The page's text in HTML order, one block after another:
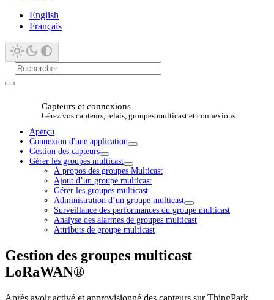
English
Français
Capteurs et connexions
Gérez vos capteurs, relais, groupes multicast et connexions
Aperçu
Connexion d'une application
Gestion des capteurs
Gérer les groupes multicast
À propos des groupes Multicast
Ajout d’un groupe multicast
Gérer les groupes multicast
Administration d’un groupe multicast
Surveillance des performances du groupe multicast
Analyse des alarmes de groupes multicast
Attributs de groupe multicast
Gestion des groupes multicast
LoRaWAN®
Après avoir activé et approvisionné des capteurs sur ThingPark,